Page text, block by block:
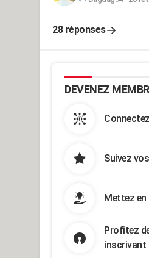
28 réponses
DEVENEZ
Suivez
Mettez en
Profitez
inscrivant